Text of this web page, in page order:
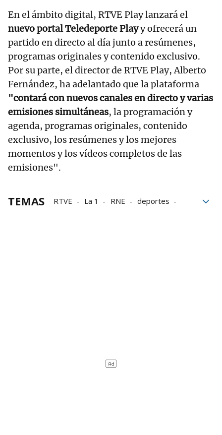
En el ámbito digital, RTVE Play lanzará el
nuevo portal Teledeporte Playy ofrecerá un
partido en directo al día junto a resúmenes,
programas originales y contenido exclusivo.
Por su parte, el director de RTVE Play, Alberto
Fernández, ha adelantado que la plataforma
"contará con nuevos canales en directo y varias
emisiones simultáneas, la programación y
agenda, programas originales, contenido
exclusivo, los resúmenes y los mejores
momentos y los vídeos completos de las
emisiones".
TEMAS RTVE La 1 RNE
deportes